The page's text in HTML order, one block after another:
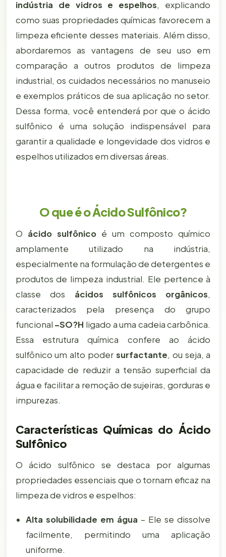
indústria de vidros e espelhos, explicando
como suas propriedades químicas favorecem a
limpeza eficiente desses materiais. Além disso,
abordaremos as vantagens de seu uso em
comparação a outros produtos de limpeza
industrial, os cuidados necessários no manuseio
e exemplos práticos de sua aplicação no setor.
Dessa forma, você entenderá por que o ácido
sulfônico é uma solução indispensável para
garantir a qualidade e longevidade dos vidros e
espelhos utilizados em diversas áreas.
O que é o Ácido Sulfônico?
O ácido sulfônicoé um composto químico
amplamente utilizado na indústria,
especialmente na formulação de detergentes e
produtos de limpeza industrial. Ele pertence à
classe dos ácidos sulfônicos orgânicos,
caracterizados pela presença do grupo
funcional –SO?H ligado a uma cadeia carbônica.
Essa estrutura química confere ao ácido
sulfônico um alto poder surfactante, ou seja, a
capacidade de reduzir a tensão superficial da
água e facilitar a remoção de sujeiras, gorduras e
impurezas.
Características Químicas do Ácido
Sulfônico
O ácido sulfônico se destaca por algumas
propriedades essenciais que o tornam eficaz na
limpeza de vidros e espelhos:
Alta solubilidade em água – Ele se dissolve
facilmente, permitindo uma aplicação
uniforme.